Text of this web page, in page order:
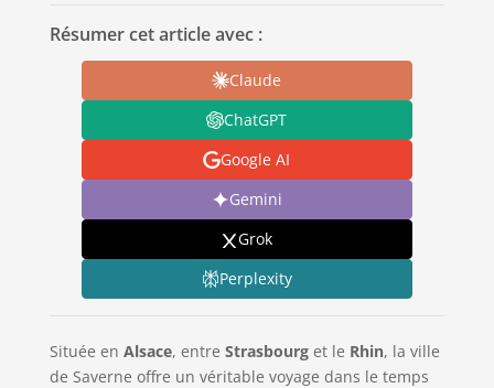
Résumer cet article avec :
Claude
ChatGPT
Google AI
Gemini
Grok
Perplexity
Située en Alsace, entre Strasbourget le Rhin, la ville
de Saverne offre un véritable voyage dans le temps